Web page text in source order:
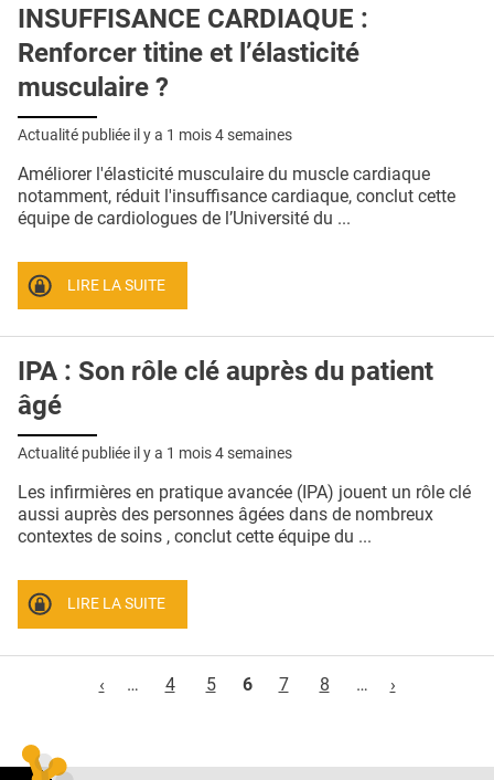
INSUFFISANCE CARDIAQUE :
Renforcer titine et l’élasticité
musculaire ?
Actualité publiée il y a 1 mois 4 semaines
Améliorer l'élasticité musculaire du muscle cardiaque
notamment, réduit l'insuffisance cardiaque, conclut cette
équipe de cardiologues de l’Université du ...
LIRE LA SUITE
IPA : Son rôle clé auprès du patient
âgé
Actualité publiée il y a 1 mois 4 semaines
Les infirmières en pratique avancée (IPA) jouent un rôle clé
aussi auprès des personnes âgées dans de nombreux
contextes de soins , conclut cette équipe du ...
LIRE LA SUITE
‹
… 4 5 6 7 8 … ›